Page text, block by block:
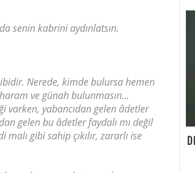
senin kabrini aydınlatsın.
Nerede, kimde bulursa hemen
ve günah bulunmasın...
varken, yabancıdan gelen âdetler
gelen bu âdetler faydalı mı değil
gibi sahip çıkılır, zararlı ise